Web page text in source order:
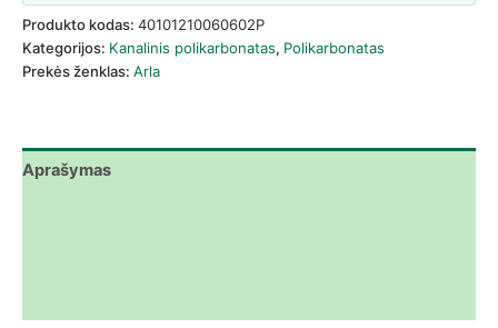
Produkto kodas: 40101210060602P
Kategorijos: Kanalinis polikarbonatas, Polikarbonatas
Prekės ženklas: Arla
Aprašymas